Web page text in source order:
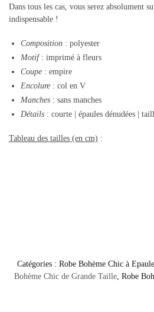
Dans tous les cas, vous serez absolument
indispensable !
Composition : polyester
Motif: imprimé à fleurs
Coupe : empire
Encolure : col en V
Manches : sans manches
Détails : courte | épaules dénudées |
Tableau des tailles (en cm) :
Catégories : Robe Bohème Chic à
Bohème Chic de Grande Taille, Robe